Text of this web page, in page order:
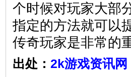
个时候对玩家大部
指定的方法就可以
传奇玩家是非常的
出处： 2k游戏资讯网